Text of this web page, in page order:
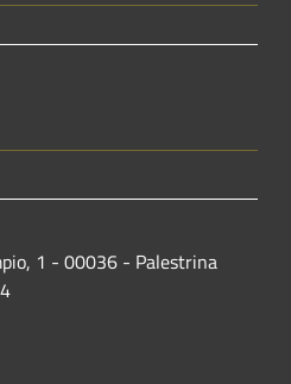
1 - 00036 - Palestrina